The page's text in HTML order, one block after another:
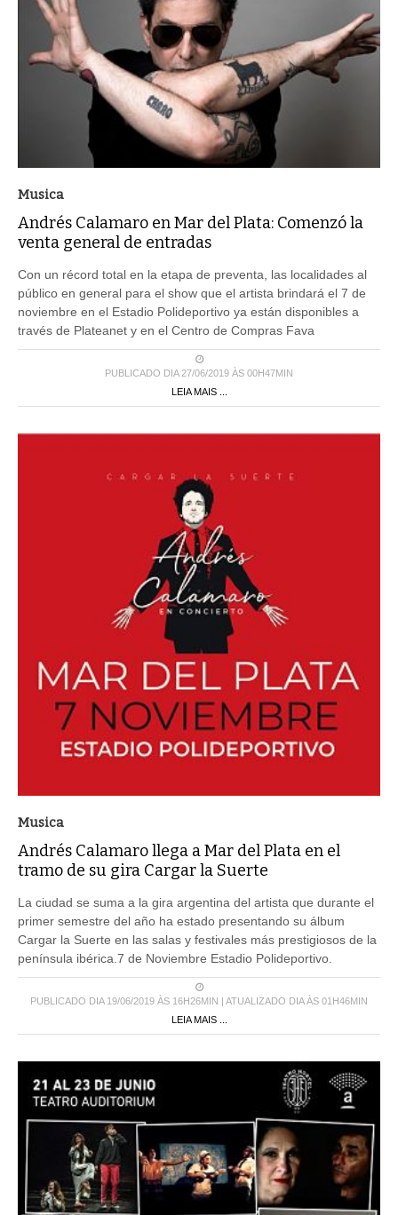
Musica
Andrés Calamaro en Mar del Plata: Comenzó la
venta general de entradas
Con un récord total en la etapa de preventa, las localidades al
público en general para el show que el artista brindará el 7 de
noviembre en el Estadio Polideportivo ya están disponibles a
través de Plateanet y en el Centro de Compras Fava
PUBLICADO DIA 27/06/2019 ÀS 00H47MIN
LEIA MAIS ...
Musica
Andrés Calamaro llega a Mar del Plata en el
tramo de su gira Cargar la Suerte
La ciudad se suma a la gira argentina del artista que durante el
primer semestre del año ha estado presentando su álbum
Cargar la Suerte en las salas y festivales más prestigiosos de la
península ibérica.7 de Noviembre Estadio Polideportivo.
PUBLICADO DIA 19/06/2019 ÀS 16H26MIN | ATUALIZADO DIA ÀS 01H46MIN
LEIA MAIS ...